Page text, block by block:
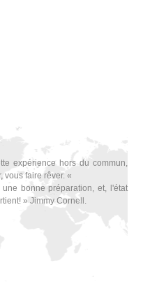
expérience hors du commun,
vous faire rêver. «
bonne préparation, et, l'état
» Jimmy Cornell.